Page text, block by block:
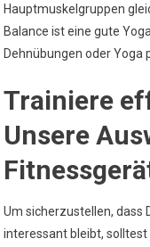
Hauptmuskelgruppen
Balance ist eine gute
Dehnübungen oder Yoga
Trainiere
Unsere
Um sicherzustellen, dass
interessant bleibt, solltest